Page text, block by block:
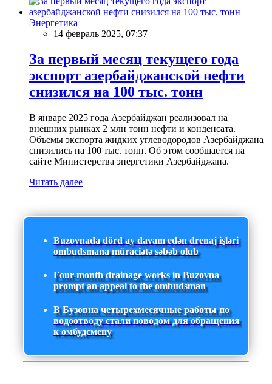
Энергетика
14 февраль 2025, 07:37
За первый месяц текущего года
экспорт азербайджанской нефти
снизился на 100 тыс. тонн
В январе 2025 года Азербайджан реализовал на
внешних рынках 2 млн тонн нефти и конденсата.
Объемы экспорта жидких углеводородов Азербайджана
снизились на 100 тыс. тонн. Об этом сообщается на
сайте Министерства энергетики Азербайджана.
Читать далее
Buzovnada dörd ay davam edən drenaj işləri
ombudsmana müraciətə səbəb olub
Four-month drainage works in Buzovna
prompt an appeal to the ombudsman
В Бузовна четырехмесячные работы по
водоотводу стали поводом для обращения
к омбудсмену